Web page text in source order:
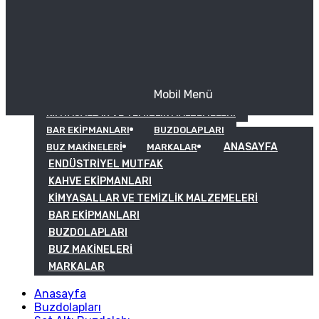
KIMYASALLAR VE TEMIZLIK MALZEMELERI
BAR EKIPMANLARI
BUZDOLAPLARI
BUZ MAKINELERI
MARKALAR
Mobil Menü
ANASAYFA
ENDÜSTRIYEL MUTFAK
KAHVE EKIPMANLARI
KIMYASALLAR VE TEMIZLIK MALZEMELERI
BAR EKIPMANLARI
BUZDOLAPLARI
BUZ MAKINELERI
MARKALAR
Anasayfa
Buzdolapları